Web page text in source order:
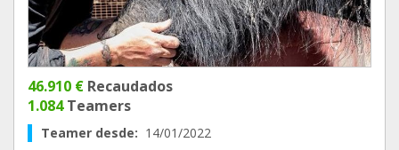
46.910 € Recaudados
1.084Teamers
Teamer desde: 14/01/2022